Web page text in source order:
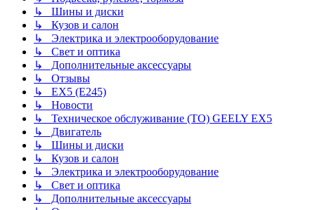
↳ Шины и диски
↳ Кузов и салон
↳ Электрика и электрооборудование
↳ Свет и оптика
↳ Дополнительные аксессуары
↳ Отзывы
↳ EX5 (E245)
↳ Новости
↳ Техническое обслуживание (ТО) GEELY EX5
↳ Двигатель
↳ Шины и диски
↳ Кузов и салон
↳ Электрика и электрооборудование
↳ Свет и оптика
↳ Дополнительные аксессуары